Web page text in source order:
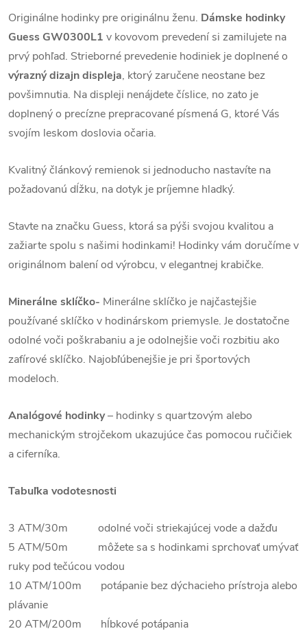
Originálne hodinky pre originálnu ženu. Dámske hodinky
Guess GW0300L1 v kovovom prevedení si zamilujete na
prvý pohľad. Strieborné prevedenie hodiniek je doplnené o
výrazný dizajn displeja, ktorý zaručene neostane bez
povšimnutia. Na displeji nenájdete číslice, no zato je
doplnený o precízne prepracované písmená G, ktoré Vás
svojím leskom doslovia očaria.
Kvalitný článkový remienok si jednoducho nastavíte na
požadovanú dĺžku, na dotyk je príjemne hladký.
Stavte na značku Guess, ktorá sa pýši svojou kvalitou a
zažiarte spolu s našimi hodinkami! Hodinky vám doručíme v
originálnom balení od výrobcu, v elegantnej krabičke.
Minerálne sklíčko- Minerálne sklíčko je najčastejšie
používané sklíčko v hodinárskom priemysle. Je dostatočne
odolné voči poškrabaniu a je odolnejšie voči rozbitiu ako
zafírové sklíčko. Najobľúbenejšie je pri športových
modeloch.
Analógové hodinky– hodinky s quartzovým alebo
mechanickým strojčekom ukazujúce čas pomocou ručičiek
a ciferníka.
Tabuľka vodotesnosti
3 ATM/30m odolné voči striekajúcej vode a dažďu
5 ATM/50m môžete sa s hodinkami sprchovať umývať
ruky pod tečúcou vodou
10 ATM/100m potápanie bez dýchacieho prístroja alebo
plávanie
20 ATM/200m hĺbkové potápania